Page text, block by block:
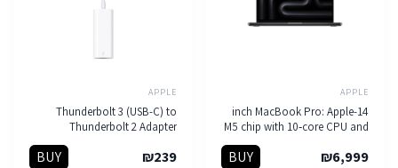
APPLE
14-inch MacBook Pro: Apple
M5 chip with 10‑core CPU and
10‑core GPU, 16GB, 1TB SSD -
Space Black
₪6,999
BUY
APPLE
Thunderbolt 3 (USB-C) to
Thunderbolt 2 Adapter
₪239
BUY